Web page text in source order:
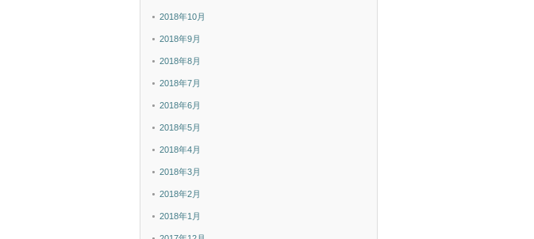
2018年10月
2018年9月
2018年8月
2018年7月
2018年6月
2018年5月
2018年4月
2018年3月
2018年2月
2018年1月